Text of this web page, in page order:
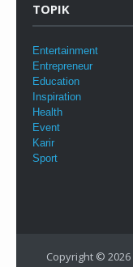
TOPIK
Entertainment
Entrepreneur
Education
Inspiration
Health
Event
Karir
Sport
Copyright © 2026